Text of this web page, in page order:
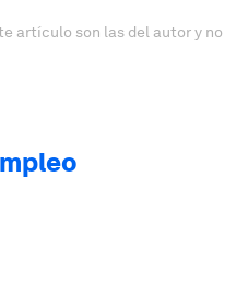
artículo son las del autor y no